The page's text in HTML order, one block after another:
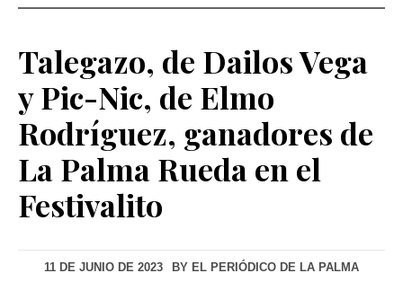
Talegazo, de Dailos Vega
y Pic-Nic, de Elmo
Rodríguez, ganadores de
La Palma Rueda en el
Festivalito
11 DE JUNIO DE 2023 BY EL PERIÓDICO DE LA PALMA